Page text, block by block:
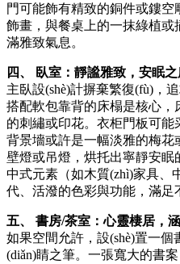
門可能飾有精致的銅件或鏤
飾畫，與餐桌上的一抹綠植
滿雅致氣息。
四、 臥室：靜謐雅致，安眠
主臥設(shè)計摒棄繁復(fù)，
搭配軟包靠背的床榻是核心
的刺繡或印花。衣柜門板可能
背景墻或許是一幅淡雅的梅花
壁燈或吊燈，烘托出寧靜安
中式元素（如木質(zhì)家具、
代、活潑的色彩與功能，滿足
五、 書房/茶室：心靈棲居，
如果空間允許，設(shè)置一
(diǎn)睛之筆。一張寬大的書